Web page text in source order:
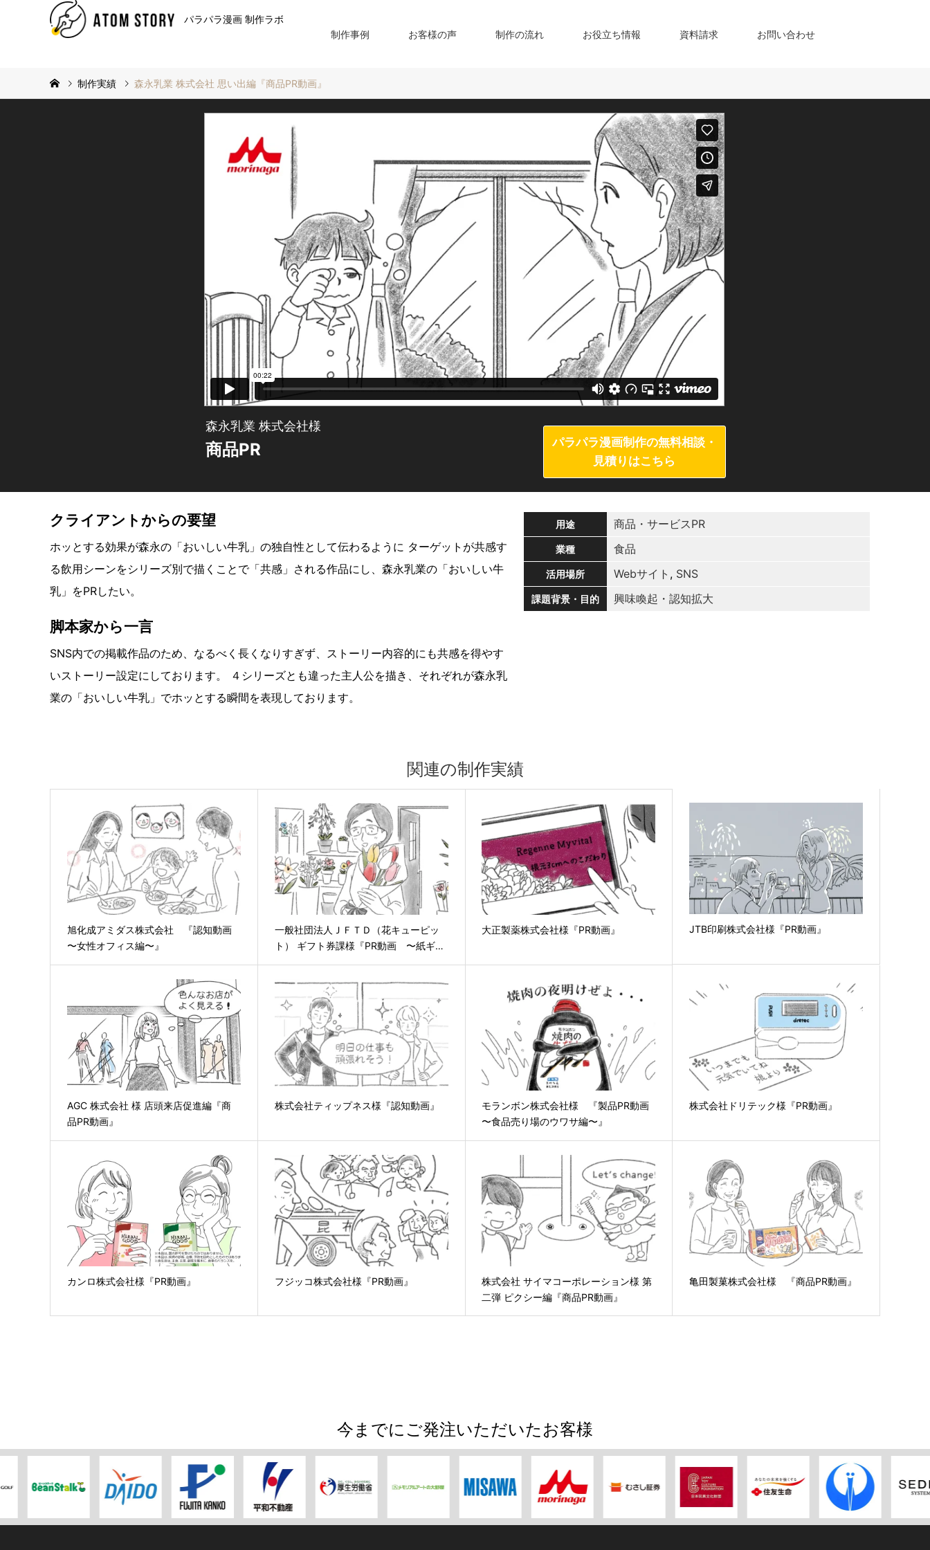
パラパラ漫画 制作ラボ
制作事例 お客様の声 制作の流れ お役立ち情報 資料請求 お問い合わせ
制作実績 森永乳業 株式会社 思い出編『商品PR動画』
森永乳業 株式会社様
商品PR
パラパラ漫画制作の無料相談・
見積りはこちら
クライアントからの要望
ホッとする効果が森永の「おいしい牛乳」の独自性として伝わるように ターゲットが共感す
る飲用シーンをシリーズ別で描くことで「共感」される作品にし、森永乳業の「おいしい牛
乳」をPRしたい。
脚本家から一言
SNS内での掲載作品のため、なるべく長くなりすぎず、ストーリー内容的にも共感を得やす
いストーリー設定にしております。 ４シリーズとも違った主人公を描き、それぞれが森永乳
業の「おいしい牛乳」でホッとする瞬間を表現しております。
用途 商品・サービスPR
業種 食品
活用場所 Webサイト , SNS
課題背景・目的 興味喚起・認知拡大
関連の制作実績
旭化成アミダス株式会社 『認知動画
〜女性オフィス編〜』
一般社団法人ＪＦＴＤ（花キューピッ
ト） ギフト券課様『PR動画 〜紙ギ…
大正製薬株式会社様『PR動画』 JTB印刷株式会社様『PR動画』
AGC 株式会社 様 店頭来店促進編『商
品PR動画』
株式会社ティップネス様『認知動画』
モランボン株式会社様 『製品PR動画
〜食品売り場のウワサ編〜』
株式会社ドリテック様『PR動画』
カンロ株式会社様『PR動画』 フジッコ株式会社様『PR動画』
株式会社 サイマコーポレーション様 第
二弾 ピクシー編『商品PR動画』
亀田製菓株式会社様 『商品PR動画』
今までにご発注いただいたお客様